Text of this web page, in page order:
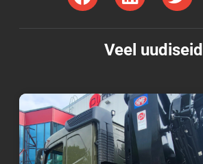
Veel uudiseid